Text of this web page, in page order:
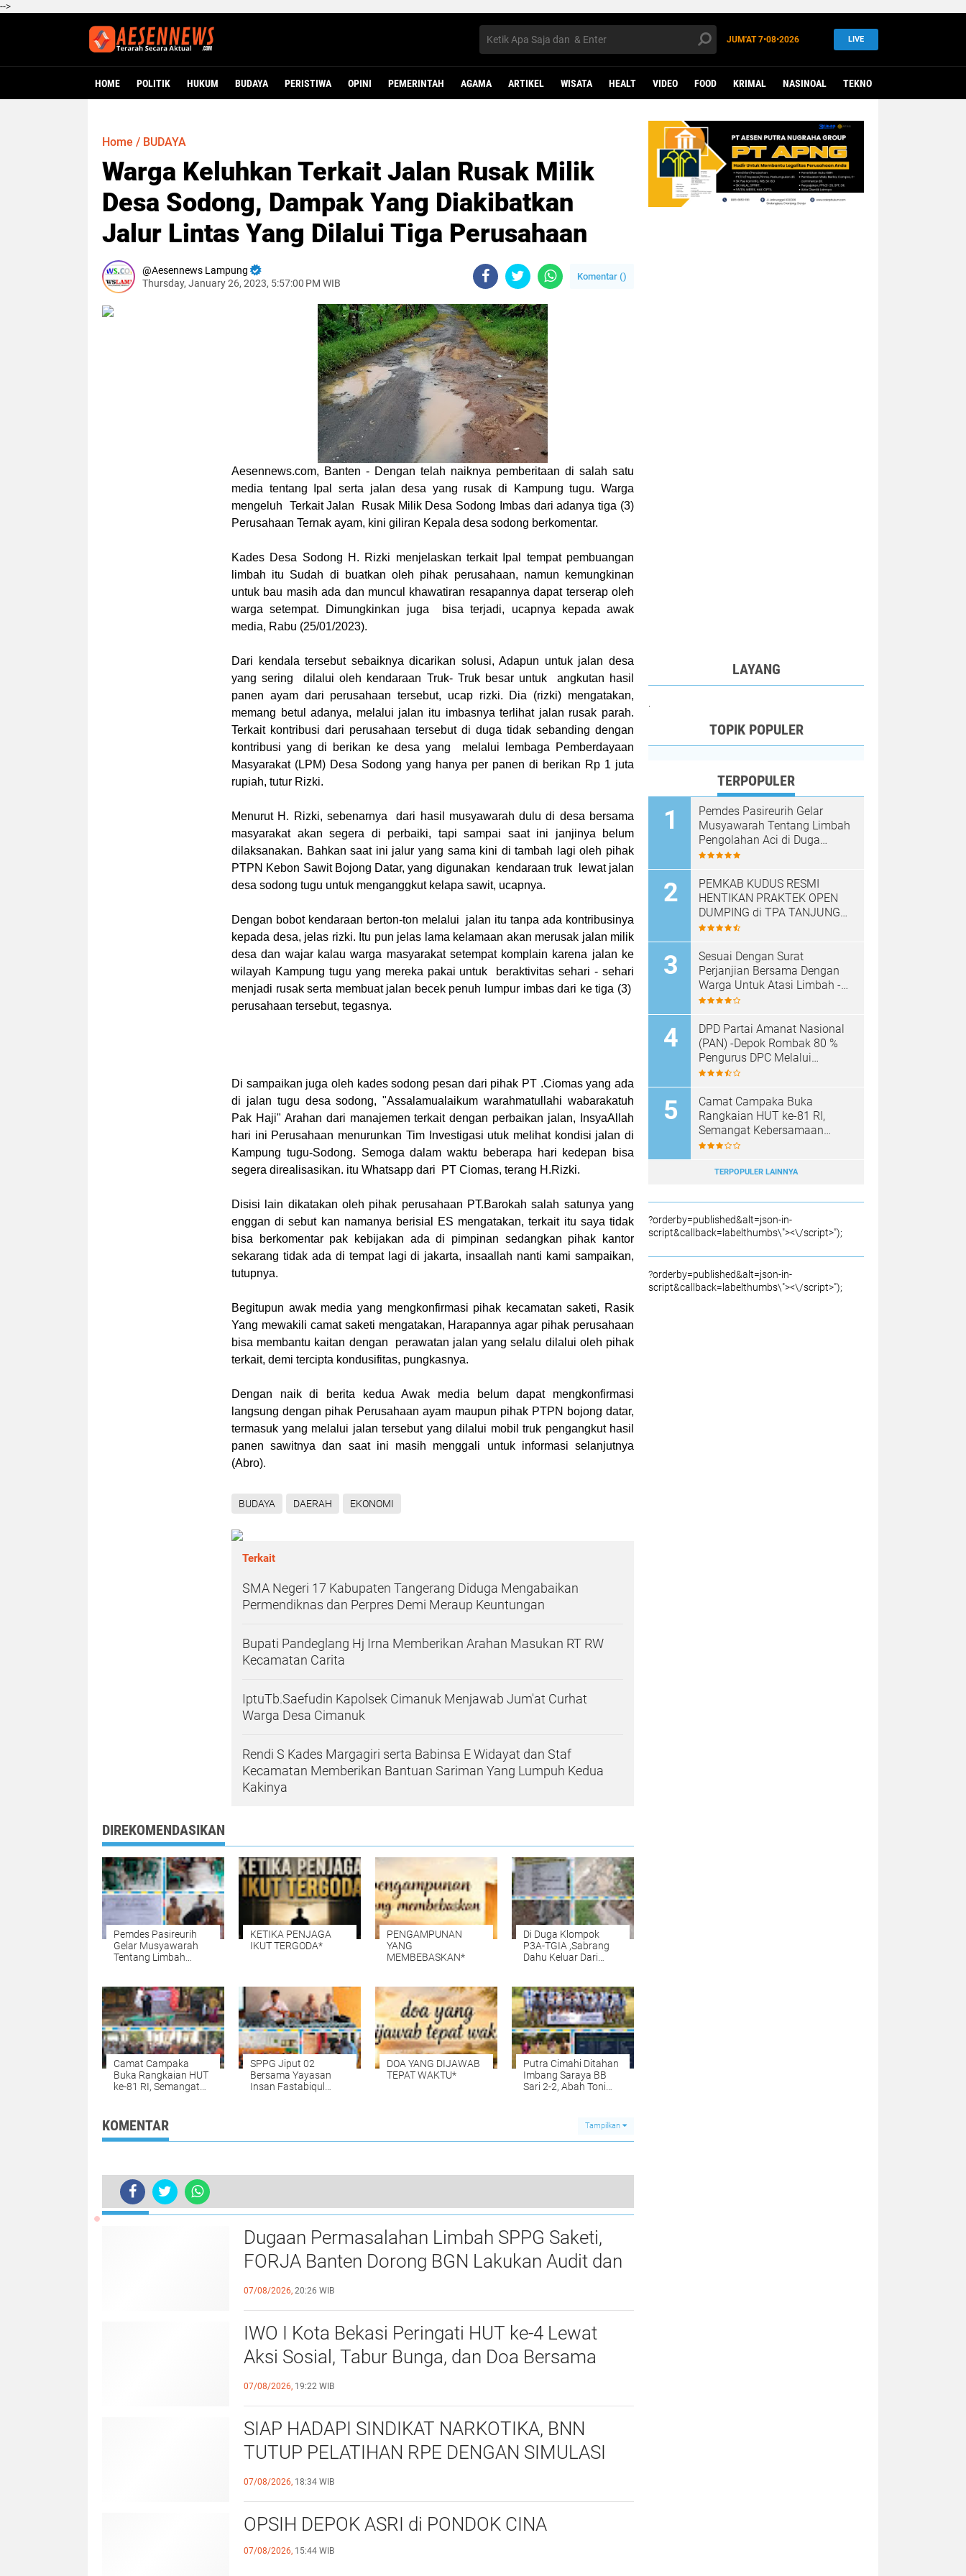
-->
JUM'AT7•08•2026 LIVE
HOME POLITIK HUKUM BUDAYA PERISTIWA OPINI PEMERINTAH AGAMA ARTIKEL WISATA HEALT VIDEO FOOD KRIMAL NASINOAL TEKNO
Home / BUDAYA
Warga Keluhkan Terkait Jalan Rusak Milik
Desa Sodong, Dampak Yang Diakibatkan
Jalur Lintas Yang Dilalui Tiga Perusahaan
Aesennews Lampung
Thursday, January 26, 2023, 5:57:00 PM WIB
Komentar ()
Aesennews.com, Banten - Dengan telah naiknya pemberitaan di salah satu
media tentang Ipal serta jalan desa yang rusak di Kampung tugu. Warga
mengeluh Terkait Jalan Rusak Milik Desa Sodong Imbas dari adanya tiga (3)
Perusahaan Ternak ayam, kini giliran Kepala desa sodong berkomentar.
Kades Desa Sodong H. Rizki menjelaskan terkait Ipal tempat pembuangan
limbah itu Sudah di buatkan oleh pihak perusahaan, namun kemungkinan
untuk bau masih ada dan muncul khawatiran resapannya dapat terserap oleh
warga setempat. Dimungkinkan juga bisa terjadi, ucapnya kepada awak
media, Rabu (25/01/2023).
Dari kendala tersebut sebaiknya dicarikan solusi, Adapun untuk jalan desa
yang sering dilalui oleh kendaraan Truk- Truk besar untuk angkutan hasil
panen ayam dari perusahaan tersebut, ucap rizki. Dia (rizki) mengatakan,
memang betul adanya, melalui jalan itu imbasnya terlihat jalan rusak parah.
Terkait kontribusi dari perusahaan tersebut di duga tidak sebanding dengan
kontribusi yang di berikan ke desa yang melalui lembaga Pemberdayaan
Masyarakat (LPM) Desa Sodong yang hanya per panen di berikan Rp 1 juta
rupiah, tutur Rizki.
Menurut H. Rizki, sebenarnya dari hasil musyawarah dulu di desa bersama
masyarakat akan segera di perbaiki, tapi sampai saat ini janjinya belum
dilaksanakan. Bahkan saat ini jalur yang sama kini di tambah lagi oleh pihak
PTPN Kebon Sawit Bojong Datar, yang digunakan kendaraan truk lewat jalan
desa sodong tugu untuk menganggkut kelapa sawit, ucapnya.
Dengan bobot kendaraan berton-ton melalui jalan itu tanpa ada kontribusinya
kepada desa, jelas rizki. Itu pun jelas lama kelamaan akan merusak jalan milik
desa dan wajar kalau warga masyarakat setempat komplain karena jalan ke
wilayah Kampung tugu yang mereka pakai untuk beraktivitas sehari - sehari
menjadi rusak serta membuat jalan becek penuh lumpur imbas dari ke tiga (3)
perusahaan tersebut, tegasnya.
Di sampaikan juga oleh kades sodong pesan dari pihak PT .Ciomas yang ada
di jalan tugu desa sodong, "Assalamualaikum warahmatullahi wabarakatuh
Pak Haji" Arahan dari manajemen terkait dengan perbaikan jalan, InsyaAllah
hari ini Perusahaan menurunkan Tim Investigasi utuk melihat kondisi jalan di
Kampung tugu-Sodong. Semoga dalam waktu beberapa hari kedepan bisa
segera direalisasikan. itu Whatsapp dari PT Ciomas, terang H.Rizki.
Disisi lain dikatakan oleh pihak perusahaan PT.Barokah salah satunya yang
enggan di sebut kan namanya berisial ES mengatakan, terkait itu saya tidak
bisa berkomentar pak kebijakan ada di pimpinan sedangkan pihak kantor
sekarang tidak ada di tempat lagi di jakarta, insaallah nanti kami sampaikan,
tutupnya.
Begitupun awak media yang mengkonfirmasi pihak kecamatan saketi, Rasik
Yang mewakili camat saketi mengatakan, Harapannya agar pihak perusahaan
bisa membantu kaitan dengan perawatan jalan yang selalu dilalui oleh pihak
terkait, demi tercipta kondusifitas, pungkasnya.
Dengan naik di berita kedua Awak media belum dapat mengkonfirmasi
langsung dengan pihak Perusahaan ayam maupun pihak PTPN bojong datar,
termasuk yang melalui jalan tersebut yang dilalui mobil truk pengangkut hasil
panen sawitnya dan saat ini masih menggali untuk informasi selanjutnya
(Abro).
BUDAYA DAERAH EKONOMI
Terkait
SMA Negeri 17 Kabupaten Tangerang Diduga Mengabaikan
Permendiknas dan Perpres Demi Meraup Keuntungan
Bupati Pandeglang Hj Irna Memberikan Arahan Masukan RT RW
Kecamatan Carita
IptuTb.Saefudin Kapolsek Cimanuk Menjawab Jum'at Curhat
Warga Desa Cimanuk
Rendi S Kades Margagiri serta Babinsa E Widayat dan Staf
Kecamatan Memberikan Bantuan Sariman Yang Lumpuh Kedua
Kakinya
DIREKOMENDASIKAN
Pemdes Pasireurih
Gelar Musyawarah
Tentang Limbah
Cisata Hasilkan
Kesepakatan Tutup
Sementara
KETIKA PENJAGA
IKUT TERGODA*
PENGAMPUNAN
YANG
MEMBEBASKAN*
Di Duga Klompok
P3A-TGIA ,Sabrang
Dahu Keluar Dari
Camat Campaka
Buka Rangkaian HUT
ke-81 RI, Semangat
Lomba Karaoke
Perangkat Desa
SPPG Jiput 02
Bersama Yayasan
Insan Fastabiqul
MBG
DOA YANG DIJAWAB
TEPAT WAKTU*
Putra Cimahi Ditahan
Imbang Saraya BB
Sari 2-2, Abah Toni
KOMENTAR Tampilkan
Warga Keluhkan Terkait Jalan Rusak Milik Desa Sodong, Dampak Yang Diakibatkan Jalur Lintas Yang Dilalui Tiga Perusahaan
TERKINI
Dugaan Permasalahan Limbah SPPG Saketi,
FORJA Banten Dorong BGN Lakukan Audit dan
Evaluasi Korcam
07/08/2026, 20:26 WIB
IWO I Kota Bekasi Peringati HUT ke-4 Lewat
Aksi Sosial, Tabur Bunga, dan Doa Bersama
untuk Almarhum Anggota
07/08/2026, 19:22 WIB
SIAP HADAPI SINDIKAT NARKOTIKA, BNN
TUTUP PELATIHAN RPE DENGAN SIMULASI
OPERASI TAKTIS
07/08/2026, 18:34 WIB
OPSIH DEPOK ASRI di PONDOK CINA
07/08/2026, 15:44 WIB
LAYANG
TOPIK POPULER
TERPOPULER
Pemdes Pasireurih Gelar
Musyawarah Tentang Limbah
Pengolahan Aci di Duga
Cemari Sungai Cisata
Sementara
PEMKAB KUDUS RESMI
HENTIKAN PRAKTEK OPEN
DUMPING di TPA TANJUNG
REJO, KEC.JEKULO
SISTEM PENGELOLAAN
SAMPAH BARU
Sesuai Dengan Surat
Perjanjian Bersama Dengan
Warga Untuk Atasi Limbah -
Pabrik Aci Giat Perbaiki Kobak
DPD Partai Amanat Nasional
(PAN) -Depok Rombak 80 %
Pengurus DPC Melalui
Muscab "
Camat Campaka Buka
Rangkaian HUT ke-81 RI,
Semangat Kebersamaan
Warnai Senam Massal dan
DesaTERPOPULER LAINNYA
?orderby=published&alt=json-in-
script&callback=labelthumbs\"><\/script>");
?orderby=published&alt=json-in-
script&callback=labelthumbs\"><\/script>");